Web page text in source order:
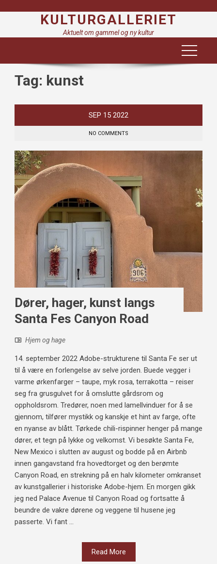
KULTURGALLERIET
Aktuelt om gammel og ny kultur
Tag: kunst
SEP 15 2022
NO COMMENTS
Dører, hager, kunst langs
Santa Fes Canyon Road
Hjem og hage
14. september 2022 Adobe-strukturene til Santa Fe ser ut
til å være en forlengelse av selve jorden. Buede vegger i
varme ørkenfarger – taupe, myk rosa, terrakotta – reiser
seg fra grusgulvet for å omslutte gårdsrom og
oppholdsrom. Tredører, noen med lamellvinduer for å se
gjennom, tilfører mystikk og kanskje et hint av farge, ofte
en nyanse av blått. Tørkede chili-rispinner henger på mange
dører, et tegn på lykke og velkomst. Vi besøkte Santa Fe,
New Mexico i slutten av august og bodde på en Airbnb
innen gangavstand fra hovedtorget og den berømte
Canyon Road, en strekning på en halv kilometer omkranset
av kunstgallerier i historiske Adobe-hjem. En morgen gikk
jeg ned Palace Avenue til Canyon Road og fortsatte å
beundre de vakre dørene og veggene til husene jeg
passerte. Vi fant ...
Read More